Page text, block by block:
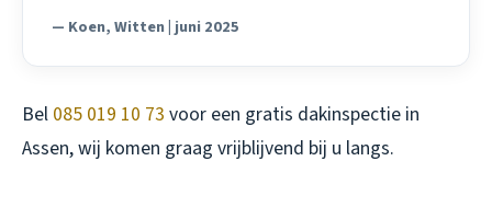
— Koen, Witten | juni 2025
Bel 085 019 10 73 voor een gratis dakinspectie in
Assen, wij komen graag vrijblijvend bij u langs.